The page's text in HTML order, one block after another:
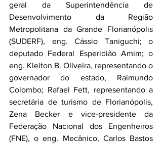
geral da Superintendência de
Desenvolvimento da Região
Metropolitana da Grande Florianópolis
(SUDERF), eng. Cássio Taniguchi; o
deputado Federal Esperidião Amim; o
eng. Kleiton B. Oliveira, representando o
governador do estado, Raimundo
Colombo; Rafael Fett, representando a
secretária de turismo de Florianópolis,
Zena Becker e vice-presidente da
Federação Nacional dos Engenheiros
(FNE), o eng. Mecânico, Carlos Bastos